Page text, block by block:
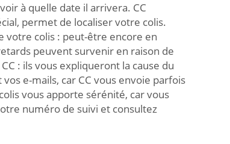
à quelle date il arrivera. CC
permet de localiser votre colis.
votre colis : peut-être encore en
peuvent survenir en raison de
: ils vous expliqueront la cause du
e-mails, car CC vous envoie parfois
vous apporte sérénité, car vous
numéro de suivi et consultez